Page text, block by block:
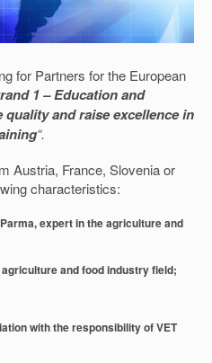
for Partners for the European
1 – Education and
and raise excellence in
“.
Austria, France, Slovenia or
characteristics:
expert in the agriculture and
and food industry field;
with the responsibility of VET